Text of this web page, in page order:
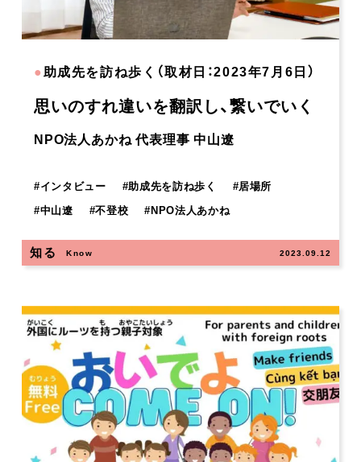
●助成先を訪ね歩く（取材日：2023年7月6日）
思いのすれ違いを翻訳し、繋いでいく
NPO法人あかね 代表理事 中山遼
#インタビュー #助成先を訪ね歩く #居場所
#中山遼 #不登校 #NPO法人あかね
知る Know 2023.09.12